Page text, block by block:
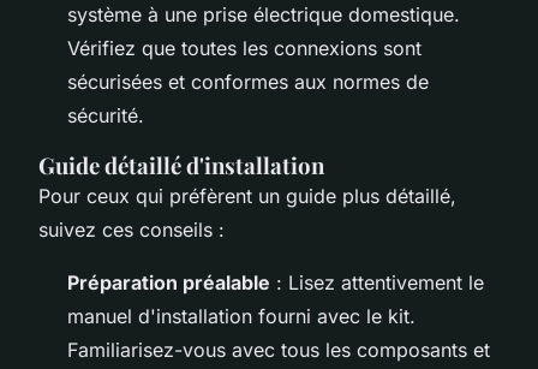
système à une prise électrique domestique.
Vérifiez que toutes les connexions sont
sécurisées et conformes aux normes de
sécurité.
Guide détaillé d'installation
Pour ceux qui préfèrent un guide plus détaillé,
suivez ces conseils :
Préparation préalable : Lisez attentivement le
manuel d'installation fourni avec le kit.
Familiarisez-vous avec tous les composants et